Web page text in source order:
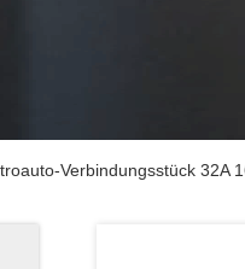
Verbindungsstück 32A